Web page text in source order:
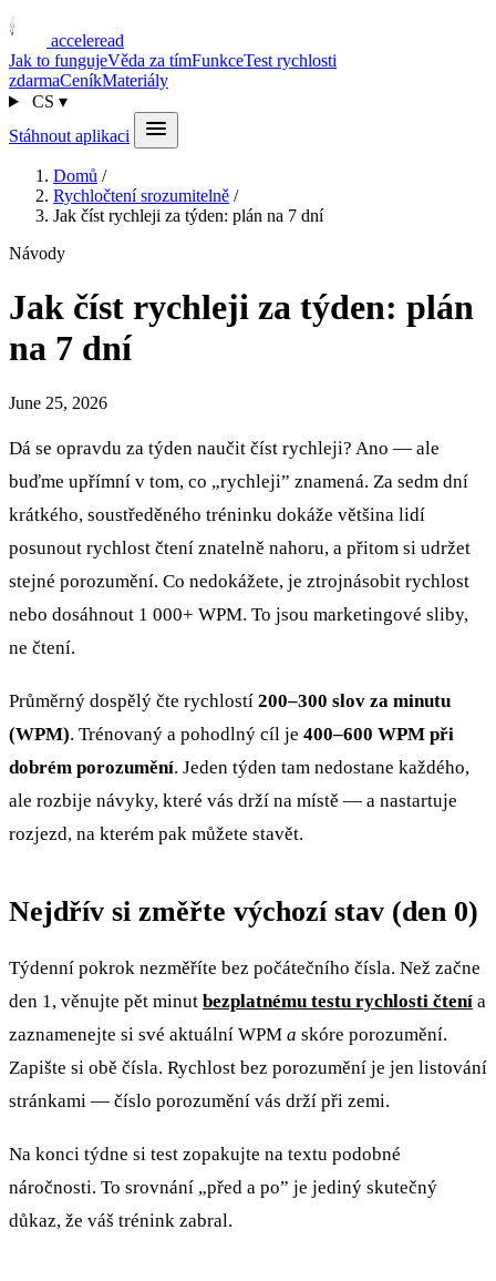
acceleread
Jak to fungujeVěda za tímFunkceTest rychlosti
zdarmaCeníkMateriály
CS ▾
Stáhnout aplikaci
Domů /
Rychločtení srozumitelně /
Jak číst rychleji za týden: plán na 7 dní
Návody
Jak číst rychleji za týden: plán
na 7 dní
June 25, 2026
Dá se opravdu za týden naučit číst rychleji? Ano — ale
buďme upřímní v tom, co „rychleji” znamená. Za sedm dní
krátkého, soustředěného tréninku dokáže většina lidí
posunout rychlost čtení znatelně nahoru, a přitom si udržet
stejné porozumění. Co nedokážete, je ztrojnásobit rychlost
nebo dosáhnout 1 000+ WPM. To jsou marketingové sliby,
ne čtení.
Průměrný dospělý čte rychlostí 200–300 slov za minutu
(WPM). Trénovaný a pohodlný cíl je 400–600 WPM při
dobrém porozumění. Jeden týden tam nedostane každého,
ale rozbije návyky, které vás drží na místě — a nastartuje
rozjezd, na kterém pak můžete stavět.
Nejdřív si změřte výchozí stav (den 0)
Týdenní pokrok nezměříte bez počátečního čísla. Než začne
den 1, věnujte pět minut bezplatnému testu rychlosti čtení a
zaznamenejte si své aktuální WPM a skóre porozumění.
Zapište si obě čísla. Rychlost bez porozumění je jen listování
stránkami — číslo porozumění vás drží při zemi.
Na konci týdne si test zopakujte na textu podobné
náročnosti. To srovnání „před a po” je jediný skutečný
důkaz, že váš trénink zabral.